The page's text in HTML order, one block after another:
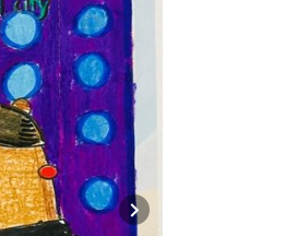
Next slide